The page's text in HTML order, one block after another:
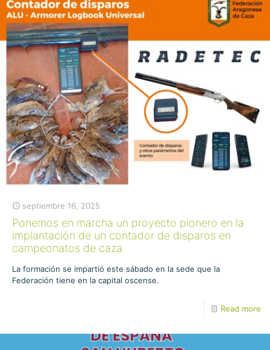
septiembre 16, 2025
Ponemos en marcha un proyecto pionero en la
implantación de un contador de disparos en
campeonatos de caza
La formación se impartió este sábado en la sede que la
Federación tiene en la capital oscense.
Read more